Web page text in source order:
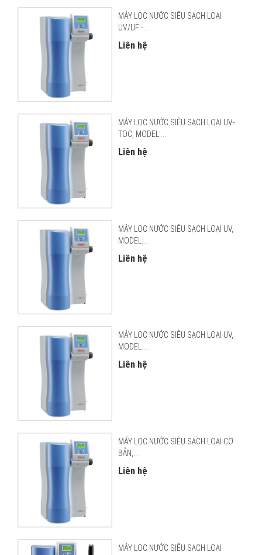
MÁY LỌC NƯỚC SIÊU SẠCH LOẠI
UV/UF -...
Liên hệ
MÁY LỌC NƯỚC SIÊU SẠCH LOẠI UV-
TOC, MODEL:...
Liên hệ
MÁY LỌC NƯỚC SIÊU SẠCH LOẠI UV,
MODEL:...
Liên hệ
MÁY LỌC NƯỚC SIÊU SẠCH LOẠI UV,
MODEL:...
Liên hệ
MÁY LỌC NƯỚC SIÊU SẠCH LOẠI CƠ
BẢN,...
Liên hệ
MÁY LỌC NƯỚC SIÊU SẠCH LOẠI